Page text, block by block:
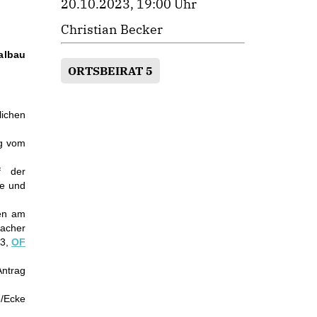
vom
der
und
am
OF
20.10.2023, 19:00 Uhr
Christian Becker
ORTSBEIRAT 5